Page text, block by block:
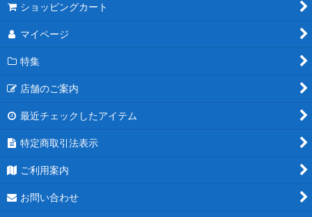
ショッピングカート
マイページ
特集
店舗のご案内
最近チェックしたアイテム
特定商取引法表示
ご利用案内
お問い合わせ